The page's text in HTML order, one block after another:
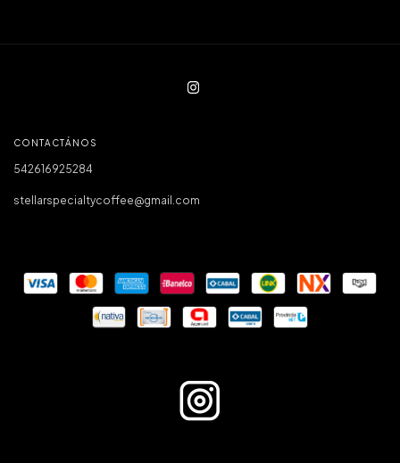
CONTACTÁNOS
542616925284
stellarspecialtycoffee@gmail.com